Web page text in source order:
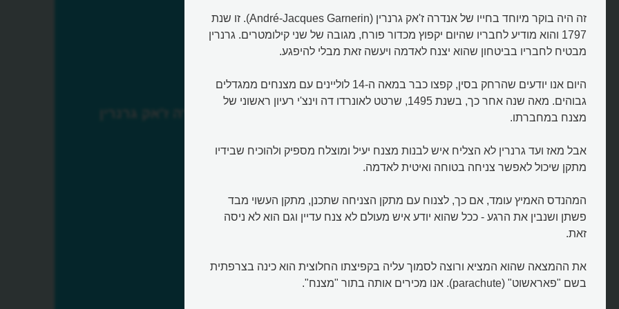
אנדרה ז'אק גרנרין
זה היה בוקר מיוחד בחייו של אנדרה ז'אק גרנרין (André-Jacques Garnerin). זו שנת
1797 והוא מודיע לחבריו שהיום יקפוץ מכדור פורח, מגובה של שני קילומטרים. גרנרין
מבטיח לחבריו בביטחון שהוא יצנח לאדמה ויעשה זאת מבלי להיפגע.
היום אנו יודעים שהרחק בסין, קפצו כבר במאה ה-14 לוליינים עם מצנחים ממגדלים
גבוהים. מאה שנה אחר כך, בשנת 1495, שרטט לאונרדו דה וינצ'י רעיון ראשוני של
מצנח במחברתו.
אבל מאז ועד גרנרין לא הצליח איש לבנות מצנח יעיל ומוצלח מספיק ולהוכיח שבידיו
מתקן שיכול לאפשר צניחה בטוחה ואיטית לאדמה.
המהנדס האמיץ עומד, אם כך, לצנוח עם מתקן הצניחה שתכנן, מתקן העשוי מבד
פשתן ושנבין את הרגע - ככל שהוא יודע איש מעולם לא צנח עדיין וגם הוא לא ניסה
זאת.
את ההמצאה שהוא המציא ורוצה לסמוך עליה בקפיצתו החלוצית הוא כינה בצרפתית
בשם "פאראשוט" (parachute). אנו מכירים אותה בתור "מצנח".